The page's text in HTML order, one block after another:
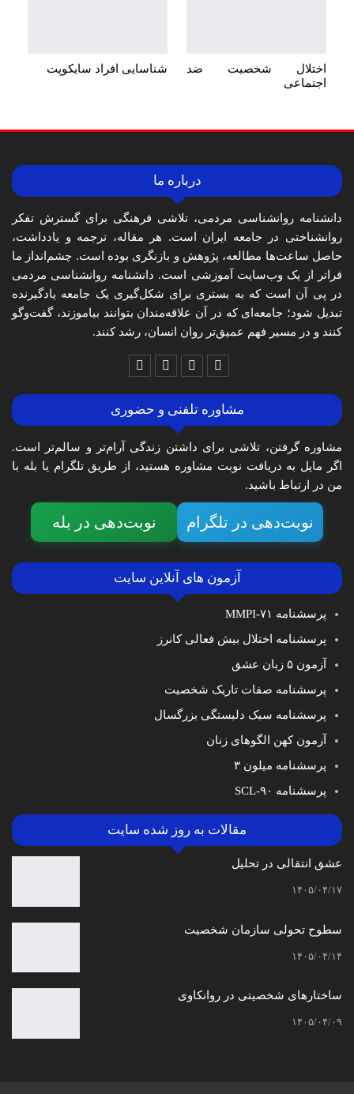
اختلال شخصیت ضد
اجتماعی
شناسایی افراد سایکوپت
درباره ما
دانشنامه روانشناسی مردمی، تلاشی فرهنگی برای گسترش تفکر
روانشناختی در جامعه ایران است. هر مقاله، ترجمه و یادداشت،
حاصل ساعت‌ها مطالعه، پژوهش و بازنگری بوده است. چشم‌انداز ما
فراتر از یک وب‌سایت آموزشی است. دانشنامه روانشناسی مردمی
در پی آن است که به بستری برای شکل‌گیری یک جامعه یادگیرنده
تبدیل شود؛ جامعه‌ای که در آن علاقه‌مندان بتوانند بیاموزند، گفت‌وگو
کنند و در مسیر فهم عمیق‌تر روان انسان، رشد کنند.
مشاوره تلفنی و حضوری
مشاوره گرفتن، تلاشی برای داشتن زندگی آرام‌تر و سالم‌تر است.
اگر مایل به دریافت نوبت مشاوره هستید، از طریق تلگرام یا بله با
من در ارتباط باشید.
نوبت‌دهی در تلگرام نوبت‌دهی در بله
آزمون های آنلاین سایت
پرسشنامه MMPI-۷۱
پرسشنامه اختلال بیش فعالی کانرز
آزمون ۵ زبان عشق
پرسشنامه صفات تاریک شخصیت
پرسشنامه سبک دلبستگی بزرگسال
آزمون کهن الگوهای زنان
پرسشنامه میلون ۳
پرسشنامه SCL-۹۰
مقالات به روز شده سایت
عشق انتقالی در تحلیل
۱۴۰۵/۰۴/۱۷
سطوح تحولی سازمان‌ شخصیت
۱۴۰۵/۰۴/۱۴
ساختارهای شخصیتی در روانکاوی
۱۴۰۵/۰۴/۰۹